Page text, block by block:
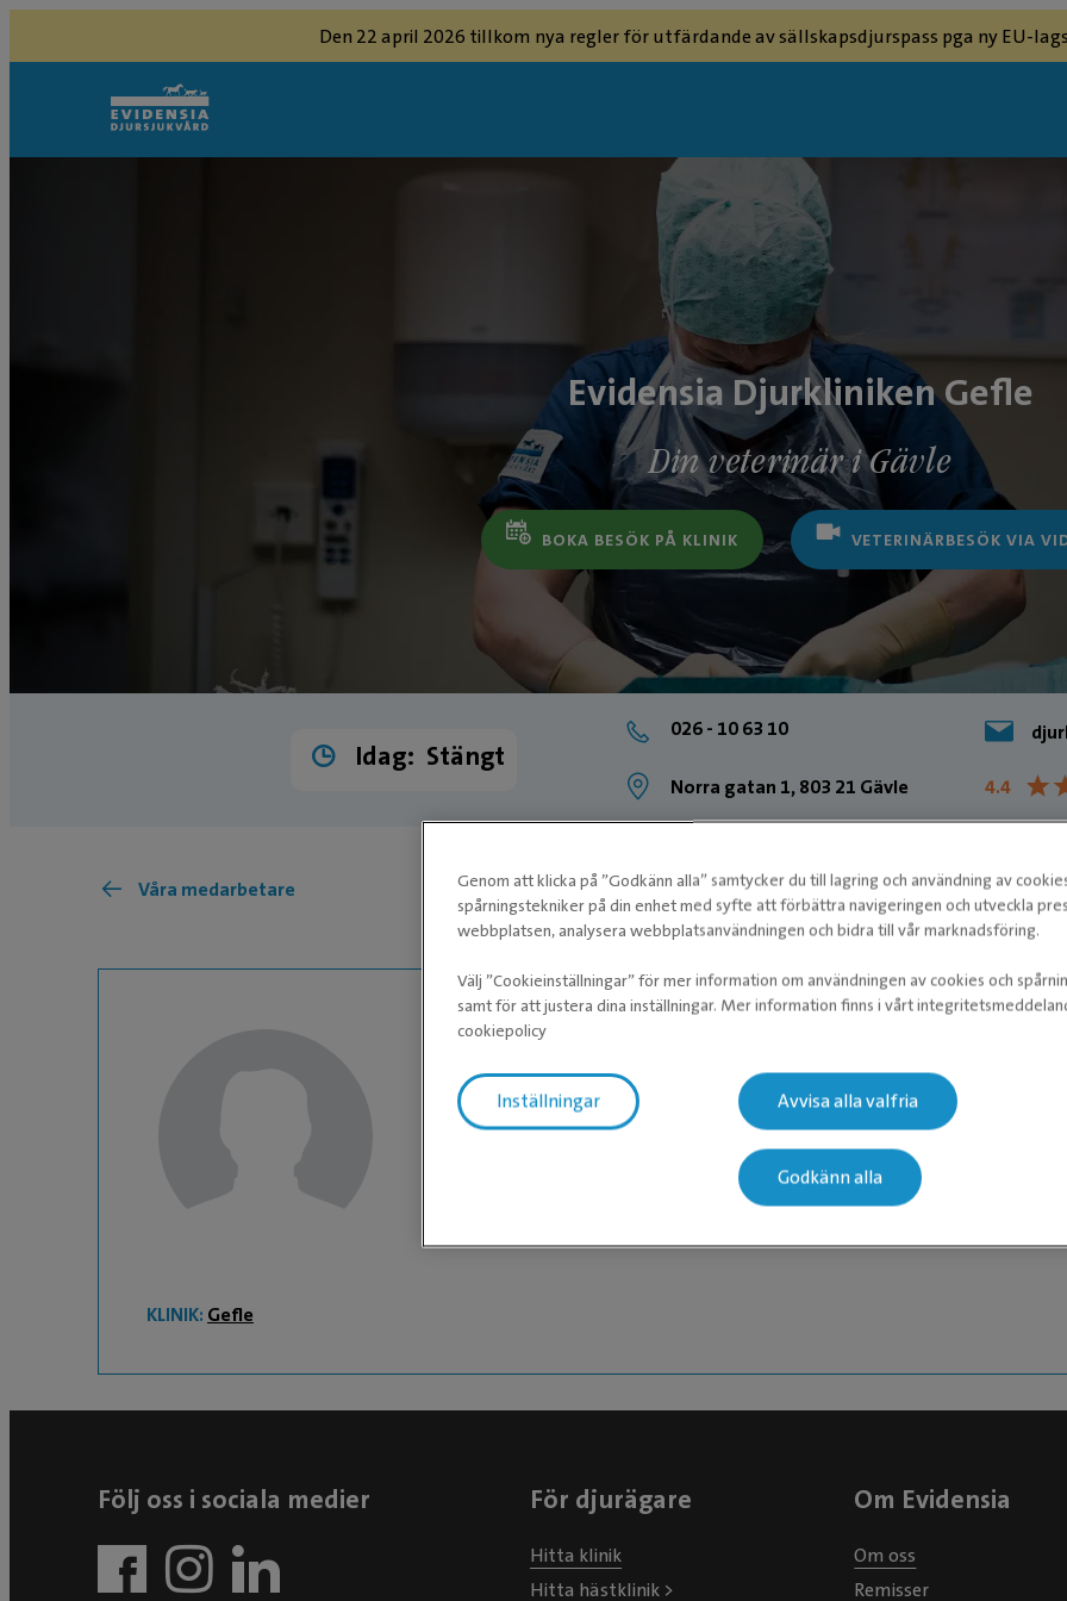
Den 22 april 2026 tillkom nya regler för utfärdande av sällskapsdjurspass pga ny EU-
Evidensia Djurkliniken Gefle
Din veterinär i Gävle
BOKA BESÖK PÅ KLINIK VETERINÄRBESÖK VIA
Idag: Stängt
026 - 10 63 10
Norra gatan 1, 803 21 Gävle 4.4 ★
★
Våra medarbetare
Krystian
KLINIK: Gefle
Följ oss i sociala medier För djurägare
Hitta klinik
Hitta hästklinik >
Om Evidensia
Om oss
Remisser
Genom att klicka på ”Godkänn alla” samtycker du till lagring och användning av
spårningstekniker på din enhet med syfte att förbättra navigeringen och utveckla
webbplatsen, analysera webbplatsanvändningen och bidra till vår marknadsföring.
Välj ”Cookieinställningar” för mer information om användningen av cookies och
samt för att justera dina inställningar. Mer information finns i vårt
cookiepolicy
Inställningar Avvisa alla valfria
Godkänn alla